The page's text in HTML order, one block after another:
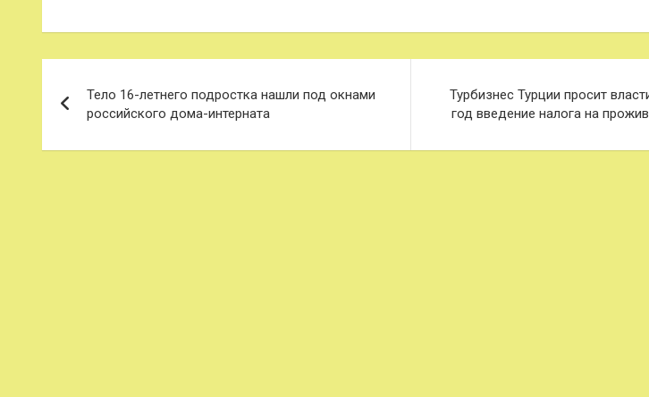
по
записям
Тело 16-летнего подростка нашли под окнами
российского дома-интерната
Турбизнес Турции просит
год введение налога на